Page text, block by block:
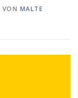
VON MALTE